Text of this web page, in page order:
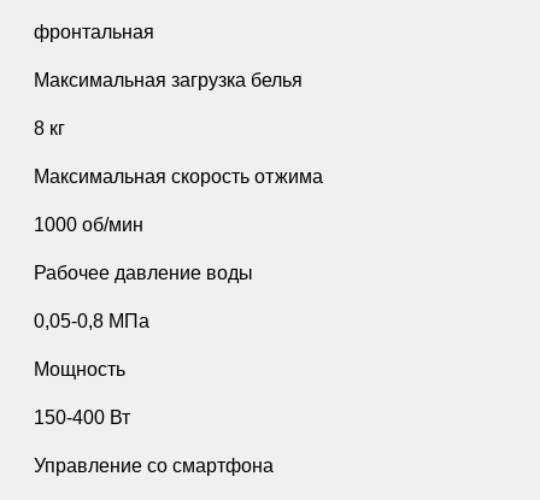
фронтальная
Максимальная загрузка белья
8 кг
Максимальная скорость отжима
1000 об/мин
Рабочее давление воды
0,05-0,8 МПа
Мощность
150-400 Вт
Управление со смартфона